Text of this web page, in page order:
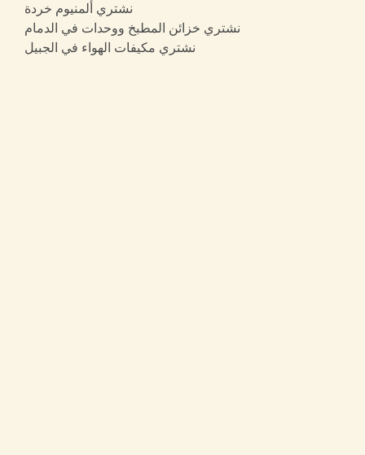
نشتري ألمنيوم خردة
نشتري خزائن المطبخ ووحدات في الدمام
نشتري مكيفات الهواء في الجبيل